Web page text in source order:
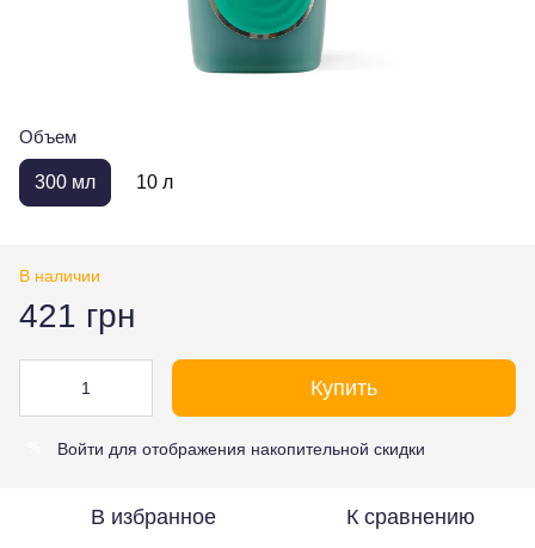
Объем
300 мл 10 л
В наличии
421 грн
Купить
Войти для отображения накопительной скидки
В избранное К сравнению